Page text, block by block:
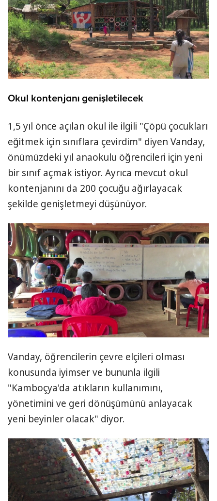
Okul kontenjanı genişletilecek
1,5 yıl önce açılan okul ile ilgili "Çöpü çocukları
eğitmek için sınıflara çevirdim" diyen Vanday,
önümüzdeki yıl anaokulu öğrencileri için yeni
bir sınıf açmak istiyor. Ayrıca mevcut okul
kontenjanını da 200 çocuğu ağırlayacak
şekilde genişletmeyi düşünüyor.
Vanday, öğrencilerin çevre elçileri olması
konusunda iyimser ve bununla ilgili
"Kamboçya'da atıkların kullanımını,
yönetimini ve geri dönüşümünü anlayacak
yeni beyinler olacak" diyor.